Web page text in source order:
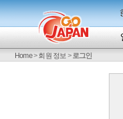
Home>회원 정보 >로그인